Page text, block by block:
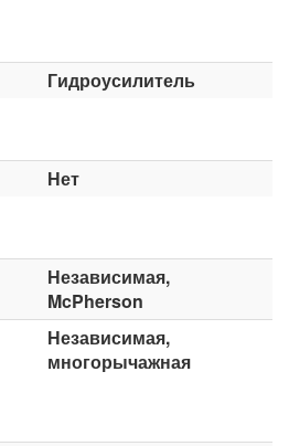
Гидроусилитель
Нет
Независимая,
McPherson
Независимая,
многорычажная